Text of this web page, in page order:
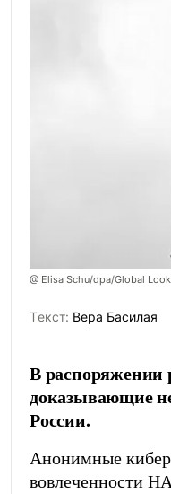
@ Elisa Schu/dpa/Global
Tекст: Вера Басилая
В распоряжении
доказывающие
России.
Анонимные
вовлеченности